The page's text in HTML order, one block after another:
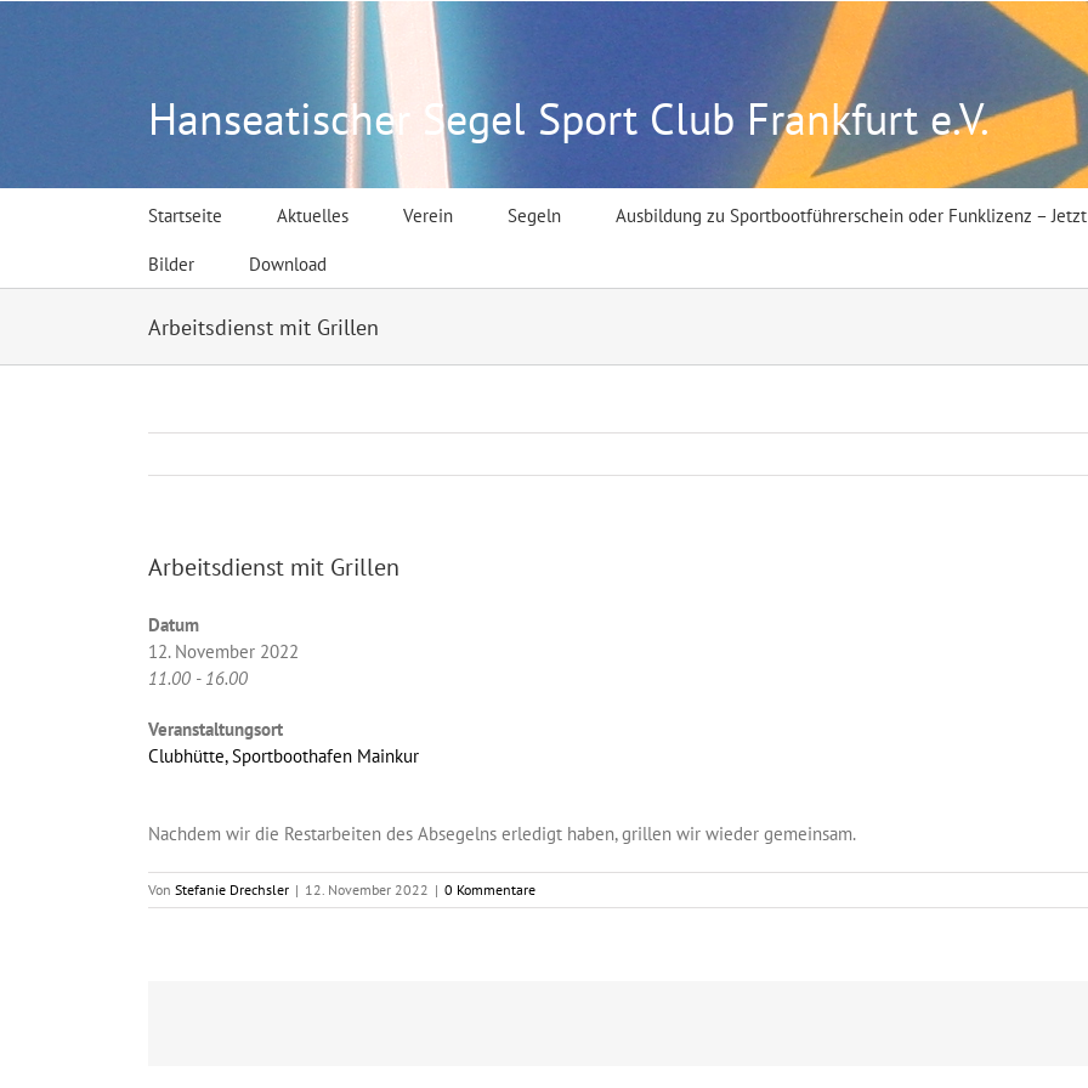
Hanseatischer Segel Sport Club Frankfurt e.V.
Startseite Aktuelles Verein Segeln Ausbildung zu Sportbootführerschein oder Funklizenz –
Bilder Download
Arbeitsdienst mit Grillen
Arbeitsdienst mit Grillen
Datum
12. November 2022
11.00 - 16.00
Veranstaltungsort
Clubhütte, Sportboothafen Mainkur
Nachdem wir die Restarbeiten des Absegelns erledigt haben, grillen wir wieder gemeinsam.
Von Stefanie Drechsler | 12. November 2022 | 0 Kommentare